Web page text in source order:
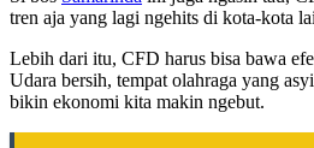
tren aja yang lagi ngehits di kota-kota
Lebih dari itu, CFD harus bisa bawa
Udara bersih, tempat olahraga yang
bikin ekonomi kita makin ngebut.